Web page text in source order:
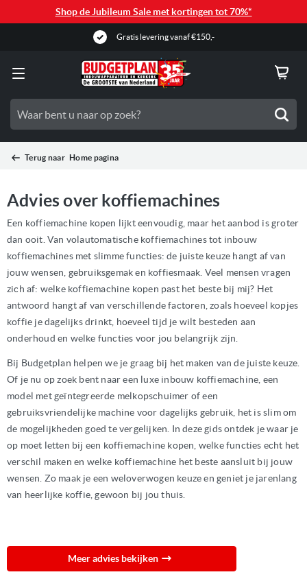
Shop de Jubileum Sale met kortingen tot 70%*
Gratis levering vanaf €150,-
Terug naar Home pagina
Advies over koffiemachines
Een koffiemachine kopen lijkt eenvoudig, maar het aanbod is groter
dan ooit. Van volautomatische koffiemachines tot inbouw
koffiemachines met slimme functies: de juiste keuze hangt af van
jouw wensen, gebruiksgemak en koffiesmaak. Veel mensen vragen
zich af: welke koffiemachine kopen past het beste bij mij? Het
antwoord hangt af van verschillende factoren, zoals hoeveel kopjes
koffie je dagelijks drinkt, hoeveel tijd je wilt besteden aan
onderhoud en welke functies voor jou belangrijk zijn.
Bij Budgetplan helpen we je graag bij het maken van de juiste keuze.
Of je nu op zoek bent naar een luxe inbouw koffiemachine, een
model met geïntegreerde melkopschuimer of een
gebruiksvriendelijke machine voor dagelijks gebruik, het is slim om
de mogelijkheden goed te vergelijken. In deze gids ontdek je waar je
op moet letten bij een koffiemachine kopen, welke functies echt het
verschil maken en welke koffiemachine het beste aansluit bij jouw
wensen. Zo maak je een weloverwogen keuze en geniet je jarenlang
van heerlijke koffie, gewoon bij jou thuis.
Meer advies bekijken